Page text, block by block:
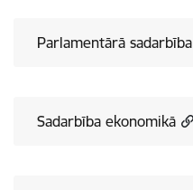
Parlamentārā sadarbība
Sadarbība ekonomikā